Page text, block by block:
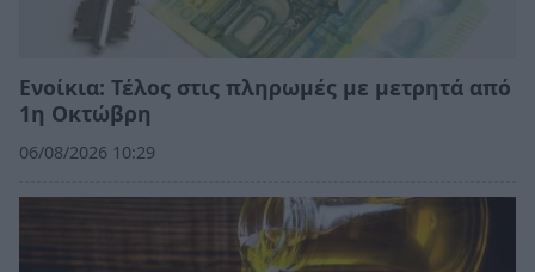
Ενοίκια: Τέλος στις πληρωμές με μετρητά από
1η Οκτώβρη
06/08/2026 10:29